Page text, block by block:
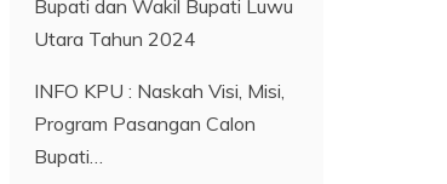
INFO KPU : Naskah Visi, Misi,
Program Pasangan Calon
Bupati…